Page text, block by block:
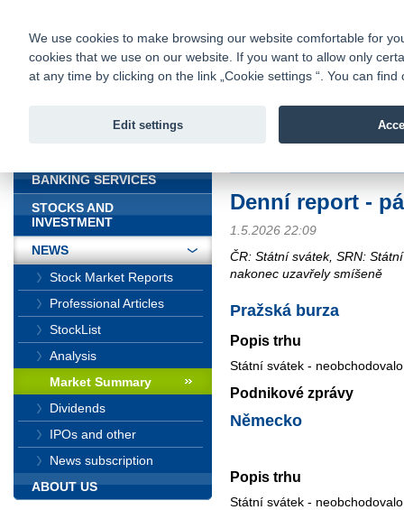
Fio bank
Fio banka
Denní report -
1.5.2026 22:09
ČR: Státní svátek, SRN:
nakonec uzavřely smíšeně
Pražská burza
Popis trhu
Státní svátek -
Podnikové zprávy
Německo
Popis trhu
Státní svátek -
BANKING SERVICES
STOCKS AND
INVESTMENT
NEWS
Stock Market Reports
Professional Articles
StockList
Analysis
Market Summary
Dividends
IPOs and other
News subscription
ABOUT US
We use cookies to make browsing our website comfortable for
cookies that we use on our website. If you want to allow only
at any time by clicking on the link „Cookie settings “. You can
Edit settings